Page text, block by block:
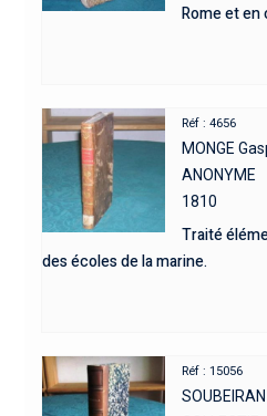
Rome et en
Réf : 4656
MONGE
ANONYME
1810
Traité
des écoles de la marine.
Réf : 15056